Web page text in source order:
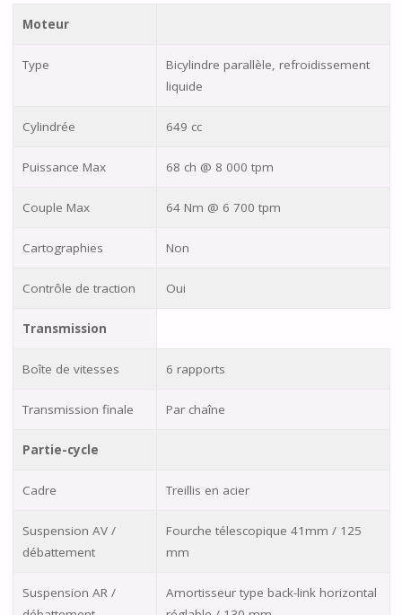
Moteur
Type
Bicylindre parallèle, refroidissement
liquide
Cylindrée 649 cc
Puissance Max 68 ch @ 8 000 tpm
Couple Max 64 Nm @ 6 700 tpm
Cartographies Non
Contrôle de traction Oui
Transmission
Boîte de vitesses 6 rapports
Transmission finale Par chaîne
Partie-cycle
Cadre Treillis en acier
Suspension AV /
débattement
Fourche télescopique 41mm / 125
mm
Suspension AR /
Amortisseur type back-link horizontal